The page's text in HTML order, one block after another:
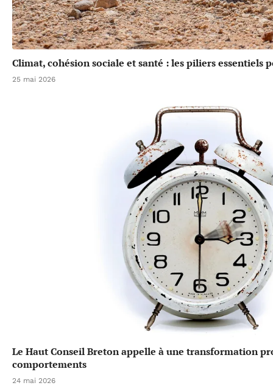
Climat, cohésion sociale et santé : les piliers essentiels
25 mai 2026
Le Haut Conseil Breton appelle à une transformation
comportements
24 mai 2026